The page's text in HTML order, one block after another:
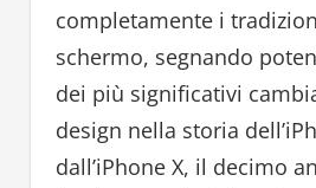
completamente i
schermo, segnando
dei più significativi
design nella storia
dall’iPhone X, il decimo